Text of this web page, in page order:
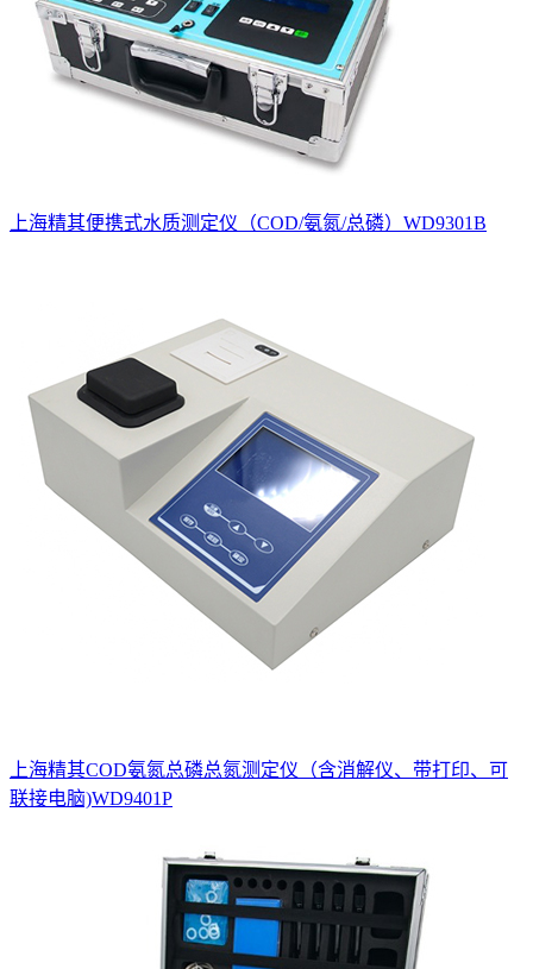
上海精其便携式水质测定仪（COD/氨氮/总磷）WD9301B
上海精其COD氨氮总磷总氮测定仪（含消解仪、带打印、可
联接电脑)WD9401P